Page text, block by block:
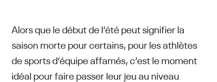
Alors que le début de l’été peut signifier la
saison morte pour certains, pour les athlètes
de sports d’équipe affamés, c’est le moment
idéal pour faire passer leur jeu au niveau